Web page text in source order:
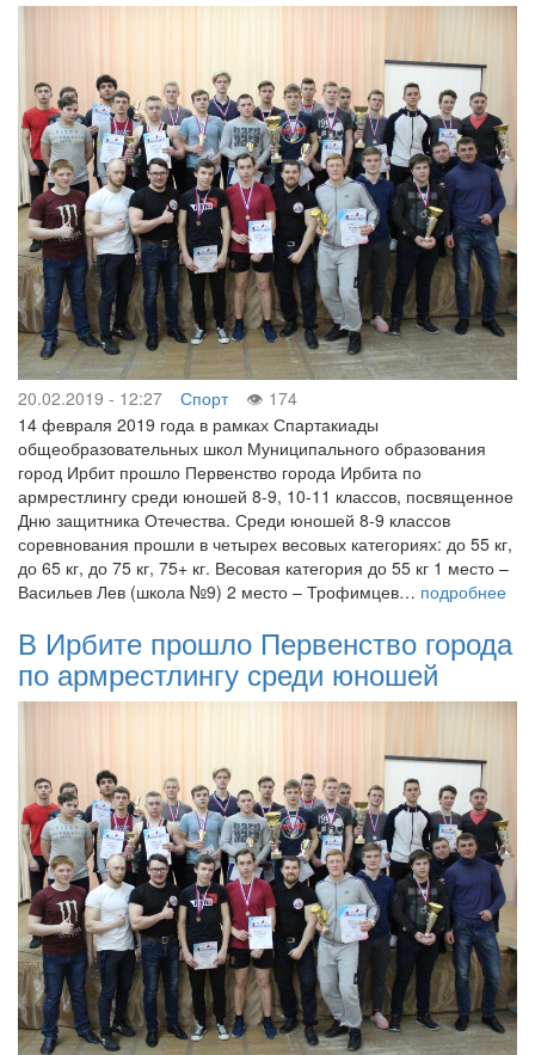
20.02.2019 - 12:27 Спорт
174
14 февраля 2019 года в рамках Спартакиады
общеобразовательных школ Муниципального образования
город Ирбит прошло Первенство города Ирбита по
армрестлингу среди юношей 8-9, 10-11 классов, посвященное
Дню защитника Отечества. Среди юношей 8-9 классов
соревнования прошли в четырех весовых категориях: до 55 кг,
до 65 кг, до 75 кг, 75+ кг. Весовая категория до 55 кг 1 место –
Васильев Лев (школа №9) 2 место – Трофимцев… подробнее
В Ирбите прошло Первенство города
по армрестлингу среди юношей